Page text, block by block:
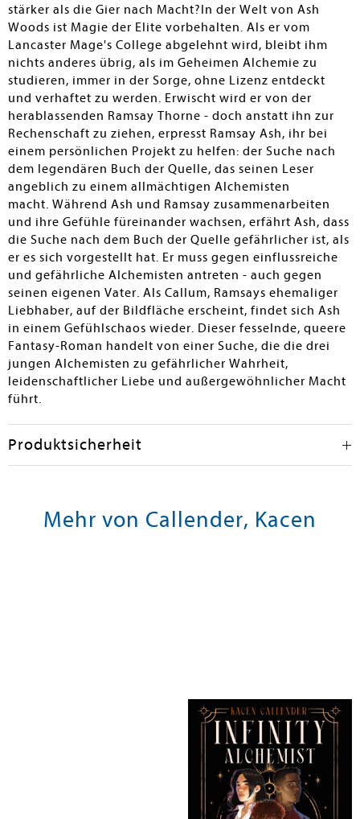
stärker als die Gier nach Macht?In der Welt von Ash
Woods ist Magie der Elite vorbehalten. Als er vom
Lancaster Mage's College abgelehnt wird, bleibt ihm
nichts anderes übrig, als im Geheimen Alchemie zu
studieren, immer in der Sorge, ohne Lizenz entdeckt
und verhaftet zu werden. Erwischt wird er von der
herablassenden Ramsay Thorne - doch anstatt ihn zur
Rechenschaft zu ziehen, erpresst Ramsay Ash, ihr bei
einem persönlichen Projekt zu helfen: der Suche nach
dem legendären Buch der Quelle, das seinen Leser
angeblich zu einem allmächtigen Alchemisten
macht. Während Ash und Ramsay zusammenarbeiten
und ihre Gefühle füreinander wachsen, erfährt Ash, dass
die Suche nach dem Buch der Quelle gefährlicher ist, als
er es sich vorgestellt hat. Er muss gegen einflussreiche
und gefährliche Alchemisten antreten - auch gegen
seinen eigenen Vater. Als Callum, Ramsays ehemaliger
Liebhaber, auf der Bildfläche erscheint, findet sich Ash
in einem Gefühlschaos wieder. Dieser fesselnde, queere
Fantasy-Roman handelt von einer Suche, die die drei
jungen Alchemisten zu gefährlicher Wahrheit,
leidenschaftlicher Liebe und außergewöhnlicher Macht
führt.
Produktsicherheit
Mehr von Callender, Kacen